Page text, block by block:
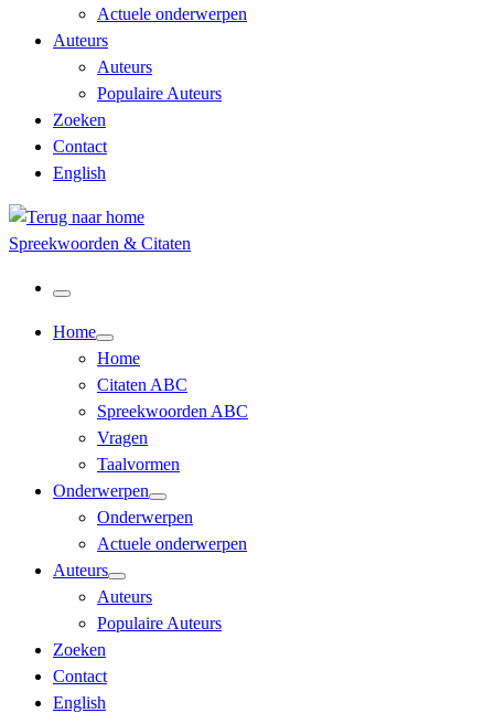
Actuele onderwerpen
Auteurs
Auteurs
Populaire Auteurs
Zoeken
Contact
English
Spreekwoorden & Citaten
Menu
Home
Home
Citaten ABC
Spreekwoorden ABC
Vragen
Taalvormen
Onderwerpen
Onderwerpen
Actuele onderwerpen
Auteurs
Auteurs
Populaire Auteurs
Zoeken
Contact
English